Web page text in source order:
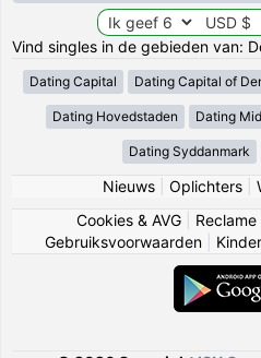
Vind singles in de gebieden van:
Dating Capital Dating Capital of
Dating Hovedstaden Dating
Dating Syddanmark
Nieuws| Oplichters|
Cookies & AVG
Reclame
Gebruiksvoorwaarden